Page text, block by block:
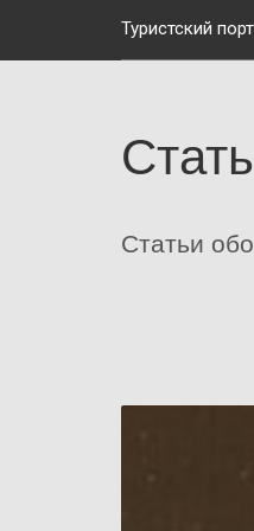
Туристский
Статьи